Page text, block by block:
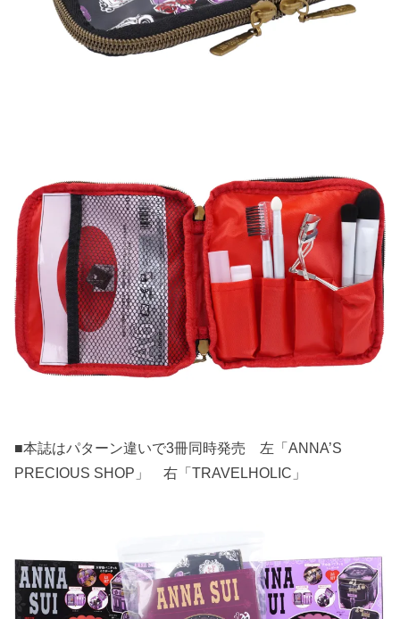
■本誌はパターン違いで3冊同時発売 左「ANNA’S
PRECIOUS SHOP」 右「TRAVELHOLIC」